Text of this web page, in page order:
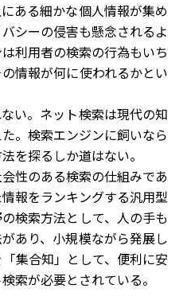
ある細かな個人情報が集め
シーの侵害も懸念されるよ
利用者の検索の行為もいち
情報が何に使われるかとい
い。ネット検索は現代の知
。検索エンジンに飼いなら
を探るしか道はない。
性のある検索の仕組みであ
報をランキングする汎用型
検索方法として、人の手も
あり、小規模ながら発展し
集合知」として、便利に安
索が必要とされている。